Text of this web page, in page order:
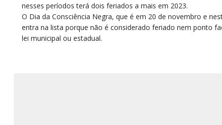
nesses períodos terá dois feriados a mais em 2023.
O Dia da Consciência Negra, que é em 20 de novembro e
entra na lista porque não é considerado feriado nem ponto
lei municipal ou estadual.